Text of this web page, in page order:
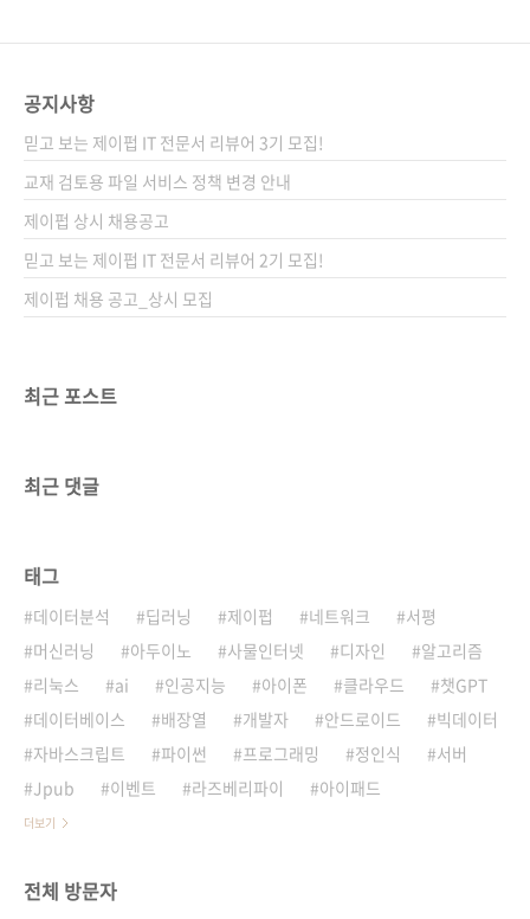
을 잘 아는 책이라 부담도 많았습니다. 다행히도
《인공지능(제3판)》을 번역하셨던 류광 님께
서 근 반년 가까이 불철주야 애써 주신 덕에 독자
들께 부끄럽지 않게 내놓을 수 있게 되었습니다.
이 자리를 빌려..
공지사항
믿고 보는 제이펍 IT 전문서 리뷰어 3기 모집!
교재 검토용 파일 서비스 정책 변경 안내
제이펍 상시 채용공고
믿고 보는 제이펍 IT 전문서 리뷰어 2기 모집!
제이펍 채용 공고_상시 모집
최근 포스트
최근 댓글
태그
데이터분석 딥러닝 제이펍 네트워크
서평
머신러닝
아두이노 사물인터넷 디자인
알고리즘
리눅스
ai 인공지능 아이폰 클라우드
챗GPT
데이터베이스
배장열 개발자 안드로이드
빅데이터
자바스크립트
파이썬 프로그래밍 정인식
서버
Jpub
이벤트 라즈베리파이 아이패드
더보기
전체 방문자